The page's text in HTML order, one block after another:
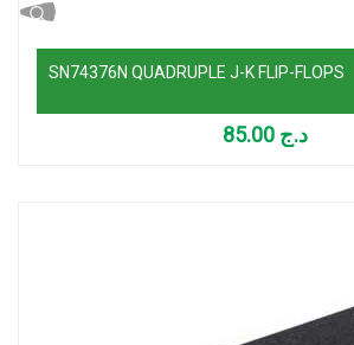
SN74376N QUADRUPLE J-K FLIP-FLOPS
د.ج